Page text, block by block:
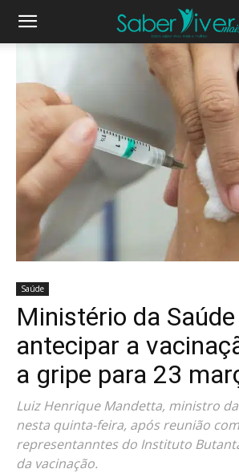
Saúde
Ministério da
antecipar a
a gripe para 23
Luiz Henrique Mandetta, ministro
nesta quinta-feira, após reunião com
representanntes do Instituto
da vacinação.